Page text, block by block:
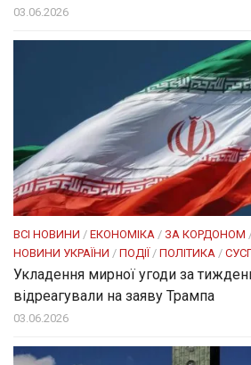
03.06.2026
ВСІ НОВИНИ / ЕКОНОМІКА / ЗА КОРДОНОМ
НОВИНИ УКРАЇНИ / ПОДІЇ / ПОЛІТИКА /
Укладення мирної угоди за
відреагували на заяву Трампа
03.06.2026